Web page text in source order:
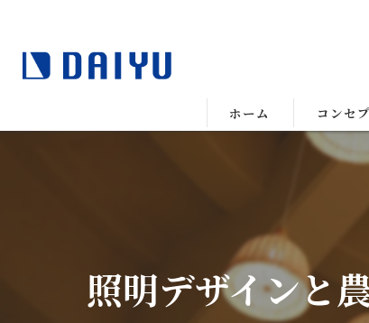
ホーム コンセ
照明デザインと